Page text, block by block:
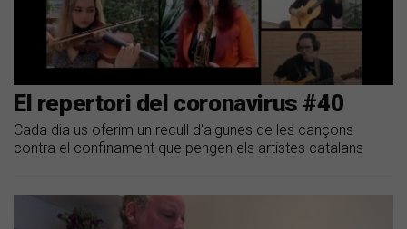
El repertori del coronavirus #40
Cada dia us oferim un recull d'algunes de les cançons
contra el confinament que pengen els artistes catalans